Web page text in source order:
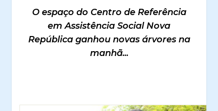
O espaço do Centro de Referência
em Assistência Social Nova
República ganhou novas árvores na
manhã...